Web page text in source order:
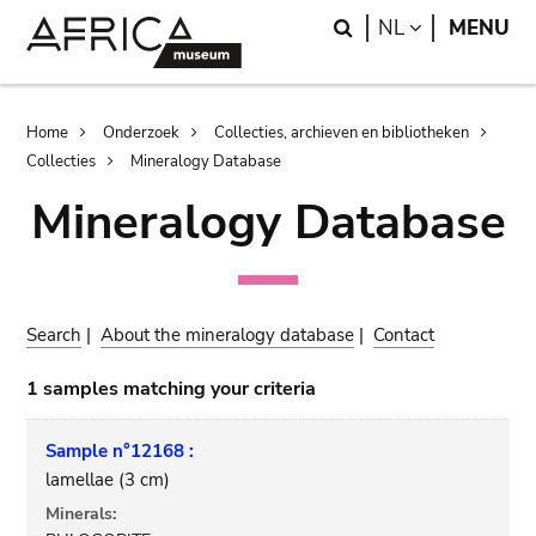
Search
NL LANGUAGE
MENU
Breadcrumb
Home Onderzoek
Collecties, archieven en bibliotheken
Collecties
Mineralogy Database
Mineralogy Database
Search |About the mineralogy database | Contact
1 samples matching your criteria
Sample n°12168 :
lamellae (3 cm)
Minerals: